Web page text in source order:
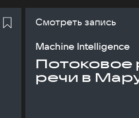
Смотреть запись
Machine Intelligence
Потоковое
речи в